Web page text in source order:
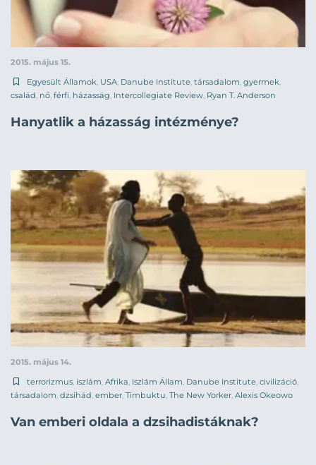
2015. május 15.
Egyesült Államok, USA, Danube Institute, társadalom, gyermek,
család, nő, férfi, házasság, Intercollegiate Review, Ryan T. Anderson
Hanyatlik a házasság intézménye?
2015. május 14.
terrorizmus, iszlám, Afrika, Iszlám Állam, Danube Institute, civilizáció,
társadalom, dzsihád, ember, Timbuktu, The New Yorker, Alexis Okeowo
Van emberi oldala a dzsihadistáknak?